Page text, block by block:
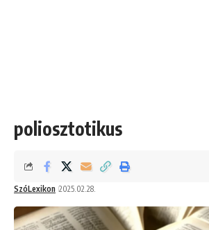
poliosztotikus
SzóLexikon 2025.02.28.